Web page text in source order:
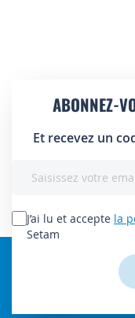
ABONNEZ-
Et recevez un
lettre
d’information
J’ai lu et accepte la
Setam